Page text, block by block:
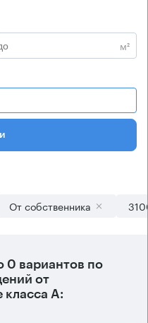
м²
От собственника
0 вариантов по
от
класса А: